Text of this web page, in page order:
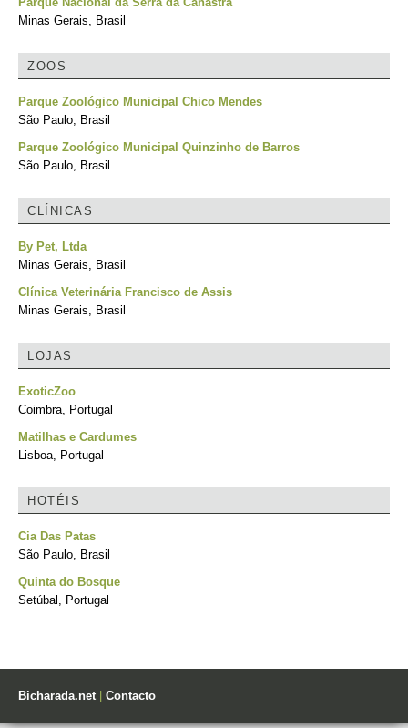
Minas Gerais, Brasil
ZOOS
Parque Zoológico Municipal Chico Mendes
São Paulo, Brasil
Parque Zoológico Municipal Quinzinho de Barros
São Paulo, Brasil
CLÍNICAS
By Pet, Ltda
Minas Gerais, Brasil
Clínica Veterinária Francisco de Assis
Minas Gerais, Brasil
LOJAS
ExoticZoo
Coimbra, Portugal
Matilhas e Cardumes
Lisboa, Portugal
HOTÉIS
Cia Das Patas
São Paulo, Brasil
Quinta do Bosque
Setúbal, Portugal
Bicharada.net| Contacto